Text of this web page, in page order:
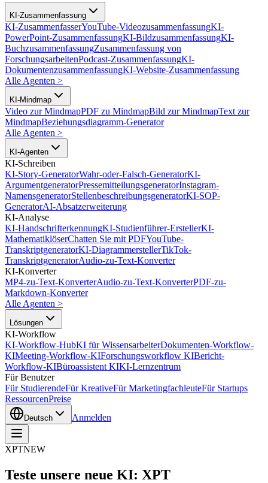
KI-Zusammenfassung
KI-ZusammenfasserYouTube-VideozusammenfassungKI-
PowerPoint-ZusammenfassungKI-BildzusammenfassungKI-
BuchzusammenfassungZusammenfassung von
ForschungsarbeitenPodcast-ZusammenfassungKI-
DokumentenzusammenfassungKI-Website-Zusammenfassung
Alle Agenten >
KI-Mindmap
Video zur MindmapPDF zu MindmapBild zur MindmapText zur
MindmapBeziehungsdiagramm-Generator
Alle Agenten >
KI-Agenten
KI-Schreiben
KI-Story-GeneratorWahr-oder-Falsch-GeneratorKI-
ArgumentgeneratorPressemitteilungsgeneratorInstagram-
NamensgeneratorStellenbeschreibungsgeneratorKI-SOP-
GeneratorAI-Absatzerweiterung
KI-Analyse
KI-HandschrifterkennungKI-Studienführer-ErstellerKI-
MathematiklöserChatten Sie mit PDFYouTube-
TranskriptgeneratorKI-DiagrammerstellerTikTok-
TranskriptgeneratorAudio-zu-Text-Konverter
KI-Konverter
MP4-zu-Text-KonverterAudio-zu-Text-KonverterPDF-zu-
Markdown-Konverter
Alle Agenten >
Lösungen
KI-Workflow
KI-Workflow-HubKI für WissensarbeiterDokumenten-Workflow-
KIMeeting-Workflow-KIForschungsworkflow KIBericht-
Workflow-KIBüroassistent KIKI-Lernzentrum
Für Benutzer
Für StudierendeFür KreativeFür MarketingfachleuteFür Startups
RessourcenPreise
Deutsch Anmelden
XPTNEW
Teste unsere neue KI: XPT